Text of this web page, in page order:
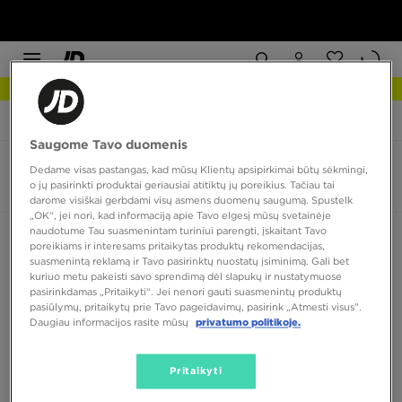
JD Sports Asics Gel-Sonoma
Asics Gel-Sonoma
0 produktų
Rūšiuoti:Rekomenduojama Filtruoti
Nėra produktų, kuriuos būtų galima parodyti
Saugome Tavo duomenis
Dedame visas pastangas, kad mūsų Klientų apsipirkimai būtų sėkmingi,
o jų pasirinkti produktai geriausiai atitiktų jų poreikius. Tačiau tai
darome visiškai gerbdami visų asmens duomenų saugumą. Spustelk
„OK“, jei nori, kad informaciją apie Tavo elgesį mūsų svetainėje
naudotume Tau suasmenintam turiniui parengti, įskaitant Tavo
poreikiams ir interesams pritaikytas produktų rekomendacijas,
suasmenintą reklamą ir Tavo pasirinktų nuostatų įsiminimą. Gali bet
kuriuo metu pakeisti savo sprendimą dėl slapukų ir nustatymuose
pasirinkdamas „Pritaikyti“. Jei nenori gauti suasmenintų produktų
pasiūlymų, pritaikytų prie Tavo pageidavimų, pasirink „Atmesti visus”.
Daugiau informacijos rasite mūsų
privatumo politikoje.
Pritaikyti